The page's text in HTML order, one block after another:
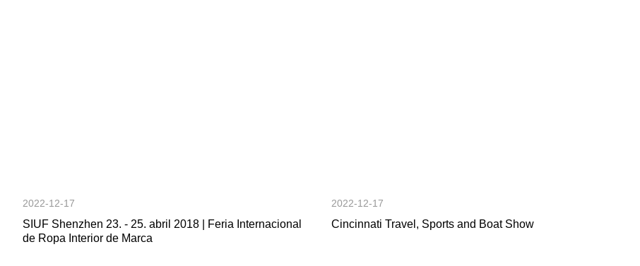
2022-12-17
SIUF Shenzhen 23. - 25. abril 2018 | Feria Internacional
de Ropa Interior de Marca
2022-12-17
Cincinnati Travel, Sports and Boat Show